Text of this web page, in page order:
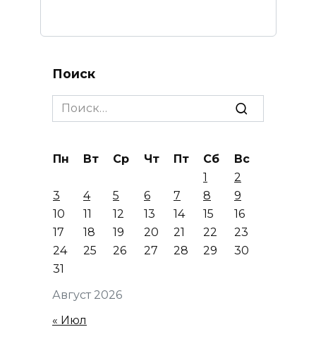
Поиск
Search
for:
Август 2026
Пн Вт Ср Чт Пт Сб
Вс
1
2
3
4 5 6 7 8
9
10
11 12 13 14 15
16
17
18 19 20 21 22
23
24
25 26 27 28 29
30
31
« Июл